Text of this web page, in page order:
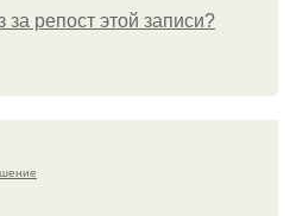
репост этой записи?